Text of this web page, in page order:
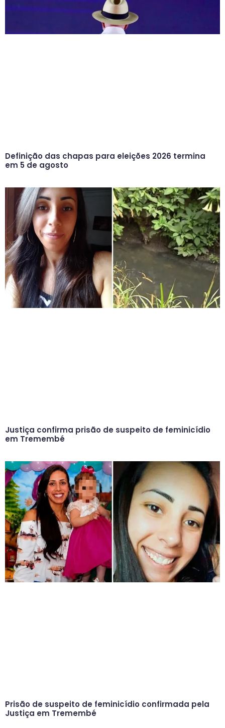
Definição das chapas para eleições 2026 termina
em 5 de agosto
Justiça confirma prisão de suspeito de feminicídio
em Tremembé
Prisão de suspeito de feminicídio confirmada pela
Justiça em Tremembé